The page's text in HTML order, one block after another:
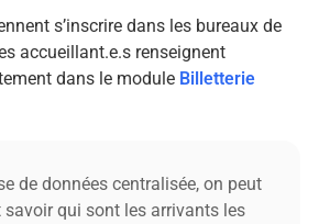
s’inscrire dans les bureaux de
accueillant.e.s renseignent
dans le module Billetterie
de données centralisée, on peut
qui sont les arrivants les